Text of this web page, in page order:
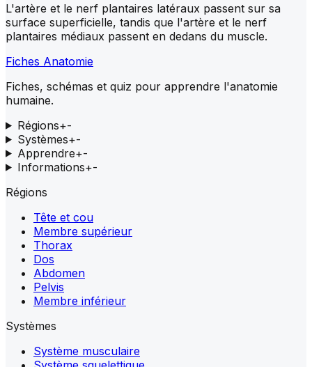
L'artère et le nerf plantaires latéraux passent sur sa
surface superficielle, tandis que l'artère et le nerf
plantaires médiaux passent en dedans du muscle.
Fiches Anatomie
Fiches, schémas et quiz pour apprendre l'anatomie
humaine.
Régions+-
Systèmes+-
Apprendre+-
Informations+-
Régions
Tête et cou
Membre supérieur
Thorax
Dos
Abdomen
Pelvis
Membre inférieur
Systèmes
Système musculaire